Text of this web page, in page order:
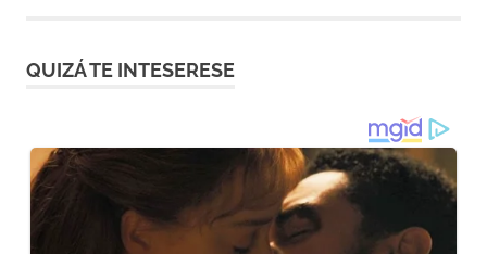
QUIZÁ TE INTESERESE